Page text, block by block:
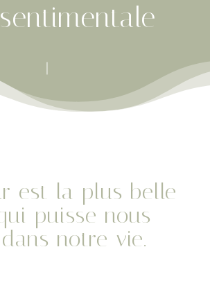
est la plus belle
puisse nous
notre vie.